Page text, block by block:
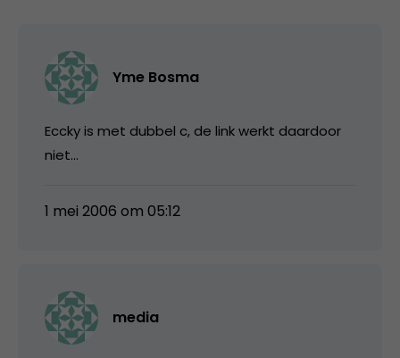
Yme Bosma
Eccky is met dubbel c, de link werkt daardoor
niet…
1 mei 2006 om 05:12
media